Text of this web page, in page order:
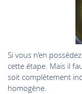
Si vous n’en
cette étape. Mais il
soit complètement
homogène.